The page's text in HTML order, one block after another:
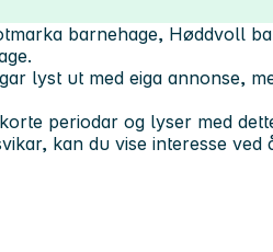
barnehage, Høddvoll
lyst ut med eiga annonse,
periodar og lyser med
kan du vise interesse ved